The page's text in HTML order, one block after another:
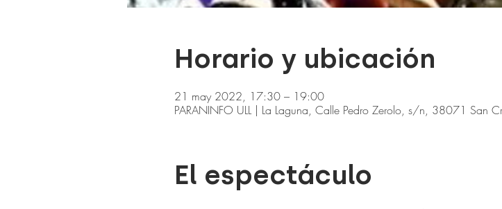
Horario y ubicación
21 may 2022, 17:30 – 19:00
PARANINFO ULL | La Laguna, Calle Pedro Zerolo, s/n, 38071 San
El espectáculo